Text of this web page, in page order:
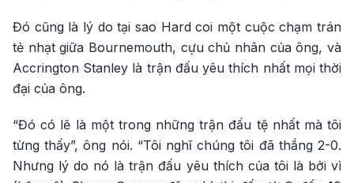
Đó cũng là lý do tại sao Hard coi một cuộc chạm trán
tẻ nhạt giữa Bournemouth, cựu chủ nhân của ông, và
Accrington Stanley là trận đấu yêu thích nhất mọi thời
đại của ông.
“Đó có lẽ là một trong những trận đấu tệ nhất mà tôi
từng thấy”, ông nói. “Tôi nghĩ chúng tôi đã thắng 2-0.
Nhưng lý do nó là trận đấu yêu thích của tôi là bởi vì